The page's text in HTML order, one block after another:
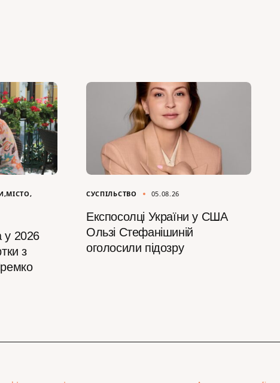
МІСТО
у 2026
з
СУСПІЛЬСТВО 05.08.26
Експосолці України у США
Ользі Стефанішиній
оголосили підозру